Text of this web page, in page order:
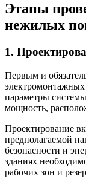
Этапы
нежилых
1.
Первым и
электромонтажных
параметры
мощность,
Проектирование
предполагаемой
безопасности и
зданиях
рабочих зон и